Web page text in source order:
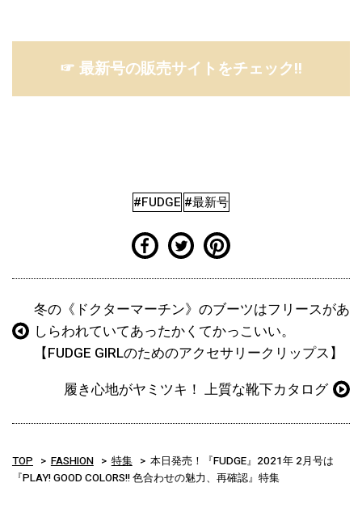
☞ 最新号の販売サイトをチェック!!
#FUDGE #最新号
冬の《ドクターマーチン》のブーツはフリースがあ
しらわれていてあったかくてかっこいい。
【FUDGE GIRLのためのアクセサリークリップス】
履き心地がヤミツキ！ 上質な靴下カタログ
TOP FASHION 特集
本日発売！『FUDGE』2021年 2月号は
『PLAY! GOOD COLORS!! 色合わせの魅力、再確認』特集